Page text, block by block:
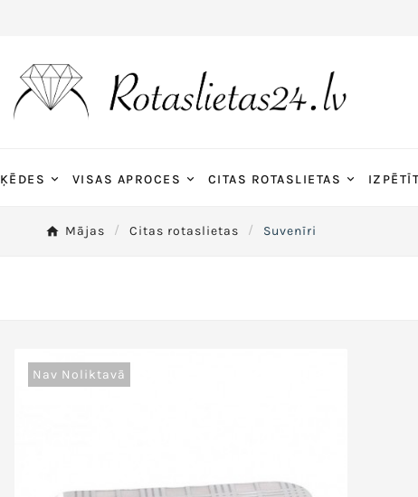
ĶĒDES VISAS APROCES CITAS ROTASLIETAS
Mājas Citas rotaslietas Suvenīri
Nav Noliktavā